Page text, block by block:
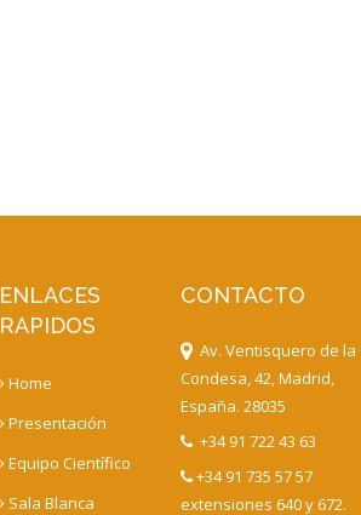
ENLACES
RAPIDOS
Home
Presentación
Equipo Científico
Sala Blanca
CONTACTO
Av. Ventisquero de la
Condesa, 42, Madrid,
España. 28035
+34 91 722 43 63
+34 91 735 57 57
extensiones 640 y 672.